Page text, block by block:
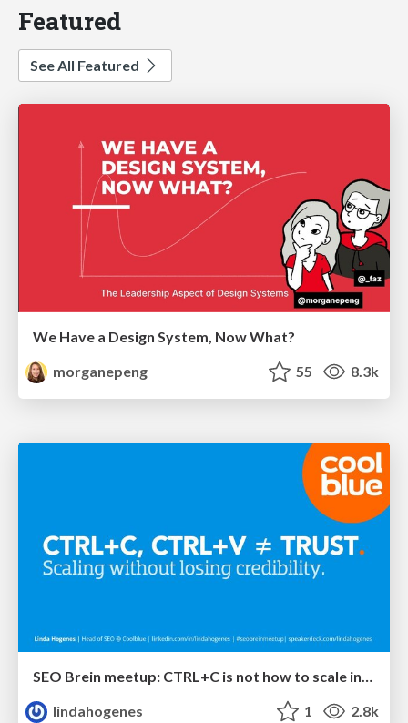
Featured
See All Featured
We Have a Design System, Now What?
morganepeng
55 8.3k
SEO Brein meetup: CTRL+C is not how to scale international SEO
lindahogenes
1 2.8k